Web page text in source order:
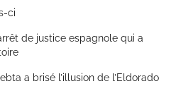
ci
de justice espagnole qui a
a brisé l’illusion de l’Eldorado